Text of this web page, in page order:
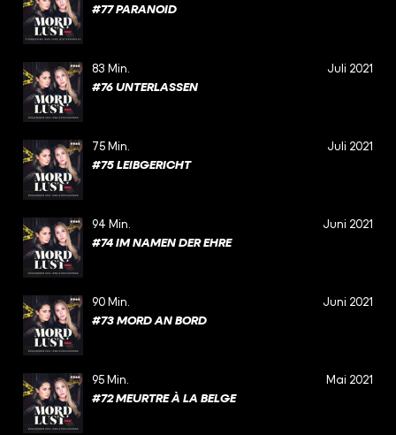
#77 PARANOID
83 Min. Juli 2021
#76 UNTERLASSEN
75 Min. Juli 2021
#75 LEIBGERICHT
94 Min. Juni 2021
#74 IM NAMEN DER EHRE
90 Min. Juni 2021
#73 MORD AN BORD
95 Min. Mai 2021
#72 MEURTRE À LA BELGE